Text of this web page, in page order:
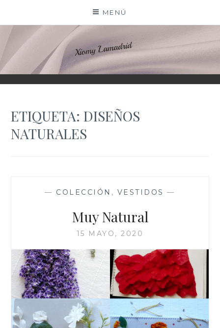
contenido
MENÚ
XIOMY LAMADRID
ETIQUETA:DISEÑOS
NATURALES
— COLECCIÓN , VESTIDOS —
Muy Natural
15 MAYO, 2020